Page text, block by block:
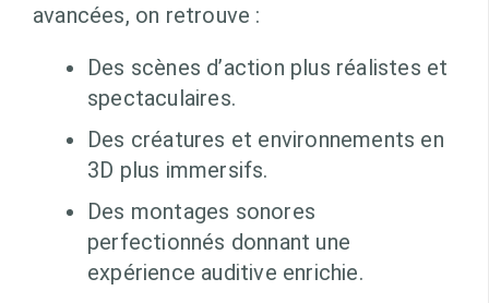
avancées, on retrouve :
Des scènes d’action plus réalistes et
spectaculaires.
Des créatures et environnements en
3D plus immersifs.
Des montages sonores
perfectionnés donnant une
expérience auditive enrichie.